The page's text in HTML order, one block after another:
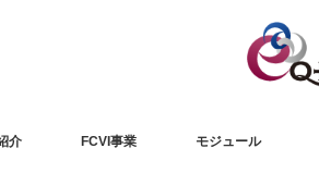
介 FCVI事業 モジュール